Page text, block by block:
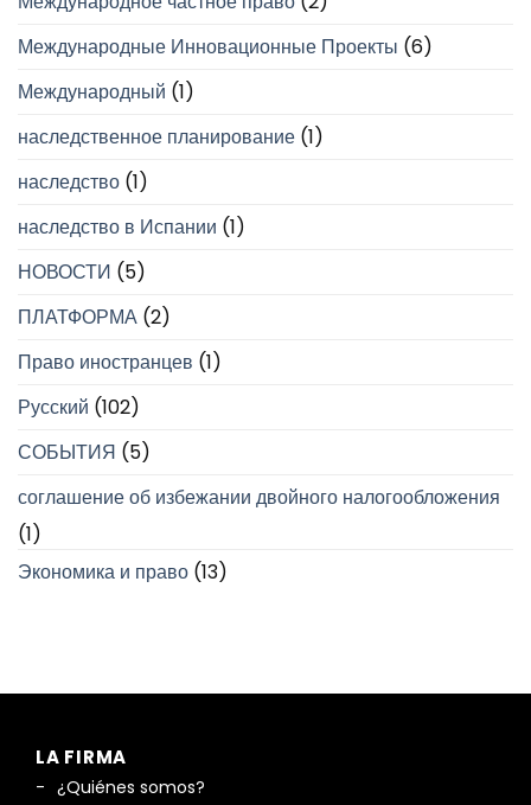
Международные Инновационные Проекты (6)
Международный (1)
наследственное планирование (1)
наследство (1)
наследство в Испании (1)
НОВОСТИ (5)
ПЛАТФОРМА (2)
Право иностранцев (1)
Русский (102)
СОБЫТИЯ (5)
соглашение об избежании двойного налогообложения
(1)
Экономика и право (13)
LA FIRMA
¿Quiénes somos?